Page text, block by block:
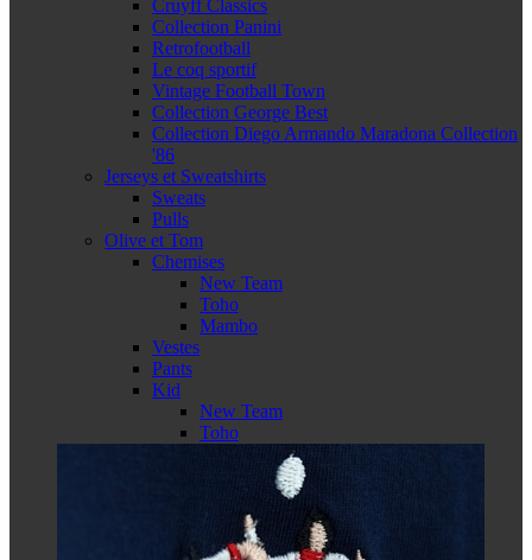
Cruyff Classics
Collection Panini
Retrofootball
Le coq sportif
Vintage Football Town
Collection George Best
Collection Diego Armando Maradona Collection
'86
Jerseys et Sweatshirts
Sweats
Pulls
Olive et Tom
Chemises
New Team
Toho
Mambo
Vestes
Pants
Kid
New Team
Toho